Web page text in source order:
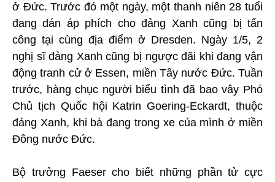
ở Đức. Trước đó một ngày, một thanh niên 28 tuổi
đang dán áp phích cho đảng Xanh cũng bị tấn
công tại cùng địa điểm ở Dresden. Ngày 1/5, 2
nghị sĩ đảng Xanh cũng bị ngược đãi khi đang vận
động tranh cử ở Essen, miền Tây nước Đức. Tuần
trước, hàng chục người biểu tình đã bao vây Phó
Chủ tịch Quốc hội Katrin Goering-Eckardt, thuộc
đảng Xanh, khi bà đang trong xe của mình ở miền
Đông nước Đức.
Bộ trưởng Faeser cho biết những phần tử cực